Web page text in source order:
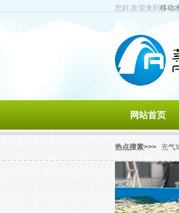
您好,欢迎来到 移动
网站首页
热点搜素>>> 充气